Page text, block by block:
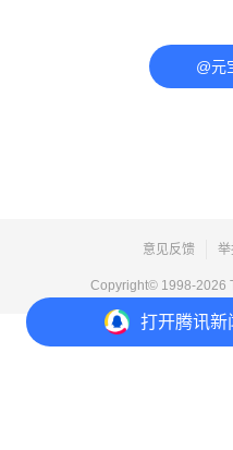
打开腾讯新
@元
意见反馈
Copyright© 1998-2026